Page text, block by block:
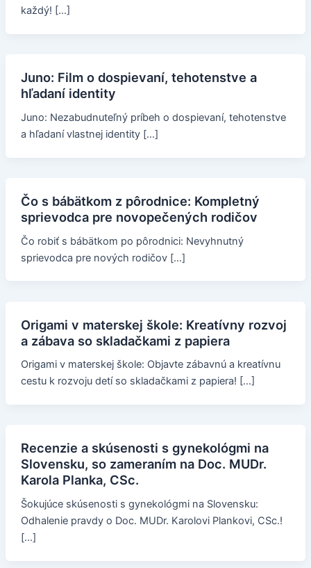
každý! […]
Juno: Film o dospievaní, tehotenstve a
hľadaní identity
Juno: Nezabudnuteľný príbeh o dospievaní, tehotenstve
a hľadaní vlastnej identity […]
Čo s bábätkom z pôrodnice: Kompletný
sprievodca pre novopečených rodičov
Čo robiť s bábätkom po pôrodnici: Nevyhnutný
sprievodca pre nových rodičov […]
Origami v materskej škole: Kreatívny rozvoj
a zábava so skladačkami z papiera
Origami v materskej škole: Objavte zábavnú a kreatívnu
cestu k rozvoju detí so skladačkami z papiera! […]
Recenzie a skúsenosti s gynekológmi na
Slovensku, so zameraním na Doc. MUDr.
Karola Planka, CSc.
Šokujúce skúsenosti s gynekológmi na Slovensku:
Odhalenie pravdy o Doc. MUDr. Karolovi Plankovi, CSc.!
[…]